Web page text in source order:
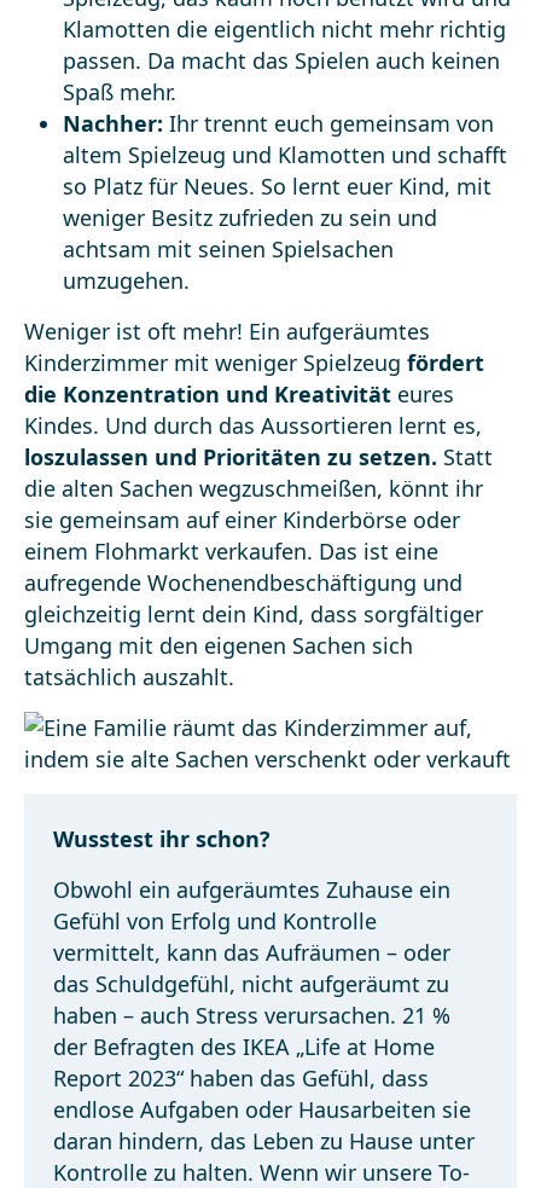
Klamotten die eigentlich nicht mehr richtig
passen. Da macht das Spielen auch keinen
Spaß mehr.
Nachher: Ihr trennt euch gemeinsam von
altem Spielzeug und Klamotten und schafft
so Platz für Neues. So lernt euer Kind, mit
weniger Besitz zufrieden zu sein und
achtsam mit seinen Spielsachen
umzugehen.
Weniger ist oft mehr! Ein aufgeräumtes
Kinderzimmer mit weniger Spielzeug fördert
die Konzentration und Kreativität eures
Kindes. Und durch das Aussortieren lernt es,
loszulassen und Prioritäten zu setzen. Statt
die alten Sachen wegzuschmeißen, könnt ihr
sie gemeinsam auf einer Kinderbörse oder
einem Flohmarkt verkaufen. Das ist eine
aufregende Wochenendbeschäftigung und
gleichzeitig lernt dein Kind, dass sorgfältiger
Umgang mit den eigenen Sachen sich
tatsächlich auszahlt.
Wusstest ihr schon?
Obwohl ein aufgeräumtes Zuhause ein
Gefühl von Erfolg und Kontrolle
vermittelt, kann das Aufräumen – oder
das Schuldgefühl, nicht aufgeräumt zu
haben – auch Stress verursachen. 21 %
der Befragten des IKEA „Life at Home
Report 2023“ haben das Gefühl, dass
endlose Aufgaben oder Hausarbeiten sie
daran hindern, das Leben zu Hause unter
Kontrolle zu halten. Wenn wir unsere To-